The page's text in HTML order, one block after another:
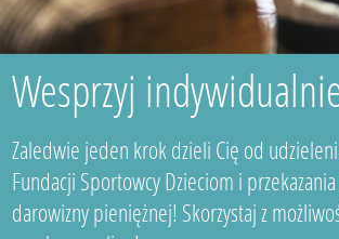
Wesprzyj
Zaledwie jeden krok dzieli Cię od
Fundacji Sportowcy Dzieciom i
darowizny pieniężnej! Skorzystaj z